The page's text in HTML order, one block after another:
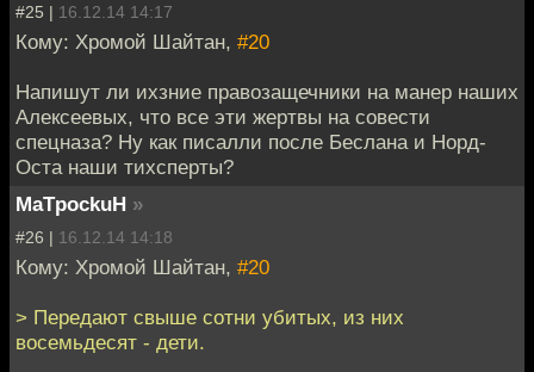
#25 | 16.12.14 14:17
Кому: Хромой Шайтан, #20
Напишут ли ихзние правозащечники на манер наших
Алексеевых, что все эти жертвы на совести
спецназа? Ну как писалли после Беслана и Норд-
Оста наши тихсперты?
MaTpockuH »
#26 | 16.12.14 14:18
Кому: Хромой Шайтан, #20
> Передают свыше сотни убитых, из них
восемьдесят - дети.